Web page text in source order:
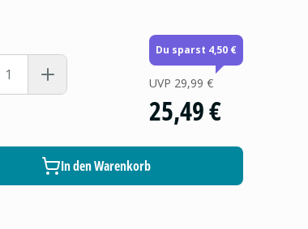
Du sparst 4,50 €
UVP 29,99 €
25,49 €
In den Warenkorb